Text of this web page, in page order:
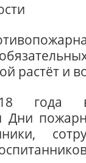
растёт и
года в
Дни